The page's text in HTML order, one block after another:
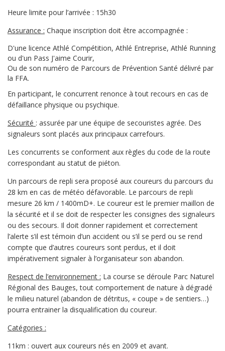
Heure limite pour l’arrivée : 15h30
Assurance : Chaque inscription doit être accompagnée :
D'une licence Athlé Compétition, Athlé Entreprise, Athlé Running
ou d'un Pass J'aime Courir,
Ou de son numéro de Parcours de Prévention Santé délivré par
la FFA.
En participant, le concurrent renonce à tout recours en cas de
défaillance physique ou psychique.
Sécurité : assurée par une équipe de secouristes agrée. Des
signaleurs sont placés aux principaux carrefours.
Les concurrents se conforment aux règles du code de la route
correspondant au statut de piéton.
Un parcours de repli sera proposé aux coureurs du parcours du
28 km en cas de météo défavorable. Le parcours de repli
mesure 26 km / 1400mD+. Le coureur est le premier maillon de
la sécurité et il se doit de respecter les consignes des signaleurs
ou des secours. Il doit donner rapidement et correctement
l’alerte s’il est témoin d’un accident ou s’il se perd ou se rend
compte que d’autres coureurs sont perdus, et il doit
impérativement signaler à l’organisateur son abandon.
Respect de l’environnement : La course se déroule Parc Naturel
Régional des Bauges, tout comportement de nature à dégradé
le milieu naturel (abandon de détritus, « coupe » de sentiers…)
pourra entrainer la disqualification du coureur.
Catégories :
11km : ouvert aux coureurs nés en 2009 et avant.